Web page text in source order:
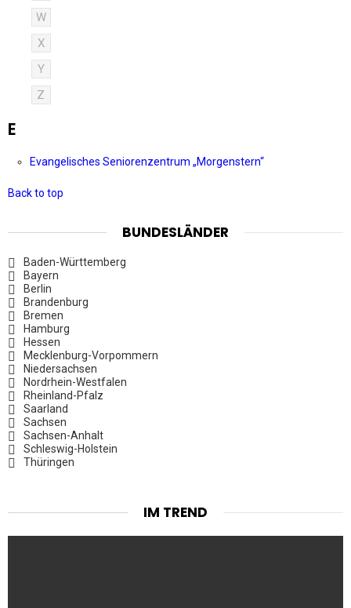
W
X
Y
Z
E
Evangelisches Seniorenzentrum „Morgenstern“
Back to top
BUNDESLÄNDER
Baden-Württemberg
Bayern
Berlin
Brandenburg
Bremen
Hamburg
Hessen
Mecklenburg-Vorpommern
Niedersachsen
Nordrhein-Westfalen
Rheinland-Pfalz
Saarland
Sachsen
Sachsen-Anhalt
Schleswig-Holstein
Thüringen
IM TREND